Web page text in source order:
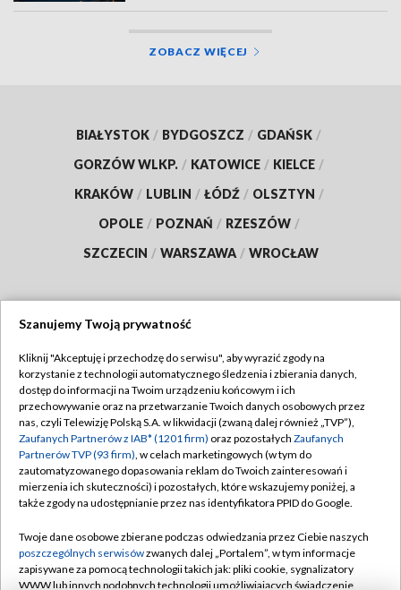
ZOBACZ WIĘCEJ
BIAŁYSTOK / BYDGOSZCZ / GDAŃSK /
GORZÓW WLKP. / KATOWICE / KIELCE /
KRAKÓW / LUBLIN / ŁÓDŹ / OLSZTYN /
OPOLE / POZNAŃ / RZESZÓW /
SZCZECIN / WARSZAWA / WROCŁAW
TVP
Abonament TVP
Emisja w TVP
Centrum informacji TVP
Naziemna Telewizja Cyfrowa
Rada Programowa
System NOS
Regulamin TVP
Polityka prywatności
Moje zgody
Pomoc
Kontakt
Szanujemy Twoją prywatność
Kliknij "Akceptuję i przechodzę do serwisu", aby wyrazić zgody na
korzystanie z technologii automatycznego śledzenia i zbierania danych,
dostęp do informacji na Twoim urządzeniu końcowym i ich
przechowywanie oraz na przetwarzanie Twoich danych osobowych przez
nas, czyli Telewizję Polską S.A. w likwidacji (zwaną dalej również „TVP”),
Zaufanych Partnerów z IAB* (1201 firm) oraz pozostałych Zaufanych
Partnerów TVP (93 firm), w celach marketingowych (w tym do
zautomatyzowanego dopasowania reklam do Twoich zainteresowań i
mierzenia ich skuteczności) i pozostałych, które wskazujemy poniżej, a
także zgody na udostępnianie przez nas identyfikatora PPID do Google.
Twoje dane osobowe zbierane podczas odwiedzania przez Ciebie naszych
poszczególnych serwisówzwanych dalej „Portalem”, w tym informacje
zapisywane za pomocą technologii takich jak: pliki cookie, sygnalizatory
WWW lub innych podobnych technologii umożliwiających świadczenie